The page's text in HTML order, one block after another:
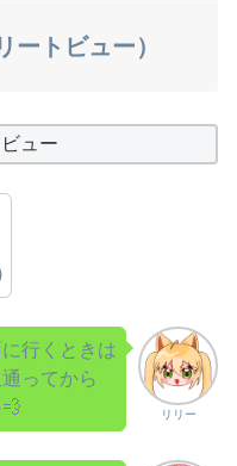
トビュー）
ュー
リリー
行くときは
ってから